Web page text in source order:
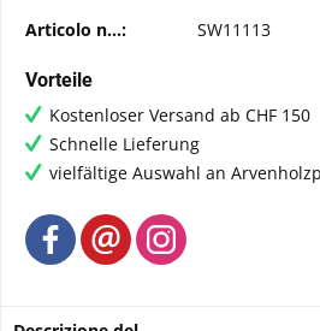
Articolo n...: SW11113
Vorteile
Kostenloser Versand ab CHF 150
Schnelle Lieferung
vielfältige Auswahl an